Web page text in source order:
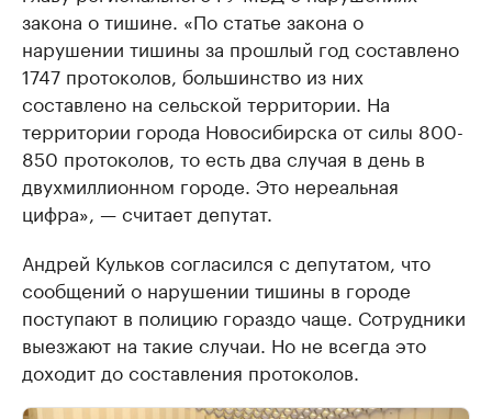
закона о тишине. «По статье закона о
нарушении тишины за прошлый год составлено
1747 протоколов, большинство из них
составлено на сельской территории. На
территории города Новосибирска от силы 800-
850 протоколов, то есть два случая в день в
двухмиллионном городе. Это нереальная
цифра», — считает депутат.
Андрей Кульков согласился с депутатом, что
сообщений о нарушении тишины в городе
поступают в полицию гораздо чаще. Сотрудники
выезжают на такие случаи. Но не всегда это
доходит до составления протоколов.